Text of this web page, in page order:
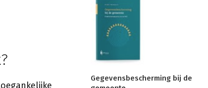
Gegevensbescherming bij de